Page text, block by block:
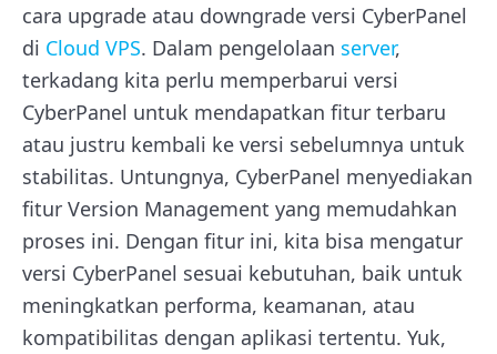
cara upgrade atau downgrade versi CyberPanel
di Cloud VPS. Dalam pengelolaan server,
terkadang kita perlu memperbarui versi
CyberPanel untuk mendapatkan fitur terbaru
atau justru kembali ke versi sebelumnya untuk
stabilitas. Untungnya, CyberPanel menyediakan
fitur Version Management yang memudahkan
proses ini. Dengan fitur ini, kita bisa mengatur
versi CyberPanel sesuai kebutuhan, baik untuk
meningkatkan performa, keamanan, atau
kompatibilitas dengan aplikasi tertentu. Yuk,